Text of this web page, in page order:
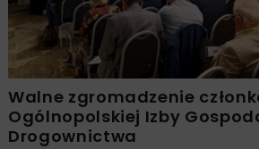
Walne zgromadzenie
Ogólnopolskiej Izby
Drogownictwa